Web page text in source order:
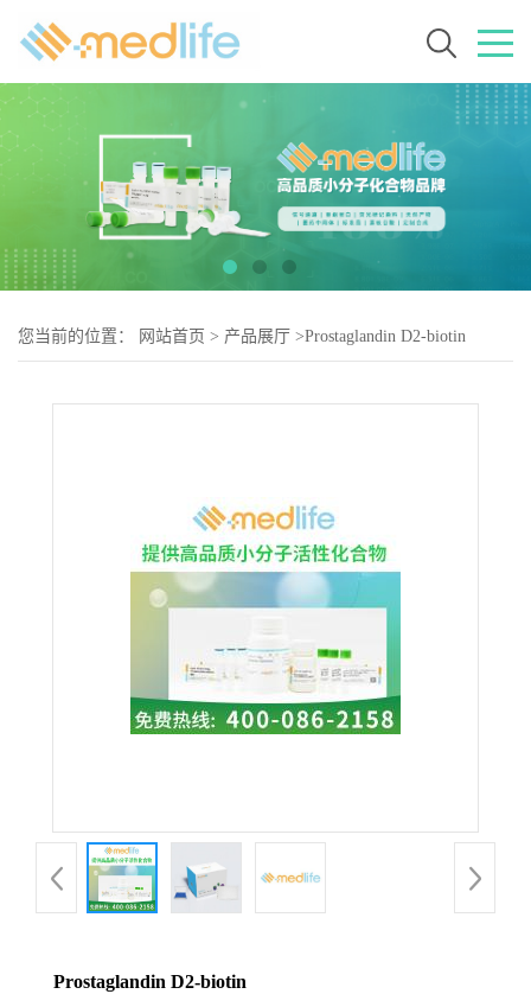
您当前的位置： 网站首页 > 产品展厅 >Prostaglandin D2-biotin
Prostaglandin D2-biotin